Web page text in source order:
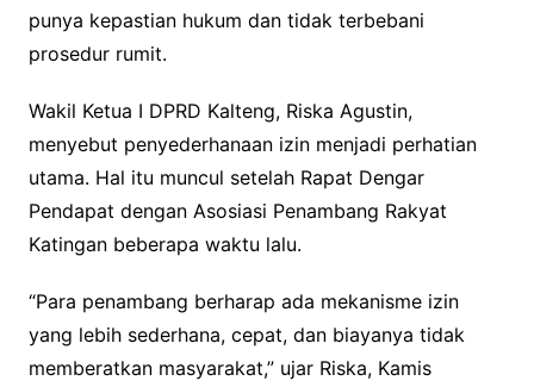
punya kepastian hukum dan tidak terbebani
prosedur rumit.
Wakil Ketua I DPRD Kalteng, Riska Agustin,
menyebut penyederhanaan izin menjadi perhatian
utama. Hal itu muncul setelah Rapat Dengar
Pendapat dengan Asosiasi Penambang Rakyat
Katingan beberapa waktu lalu.
“Para penambang berharap ada mekanisme izin
yang lebih sederhana, cepat, dan biayanya tidak
memberatkan masyarakat,” ujar Riska, Kamis